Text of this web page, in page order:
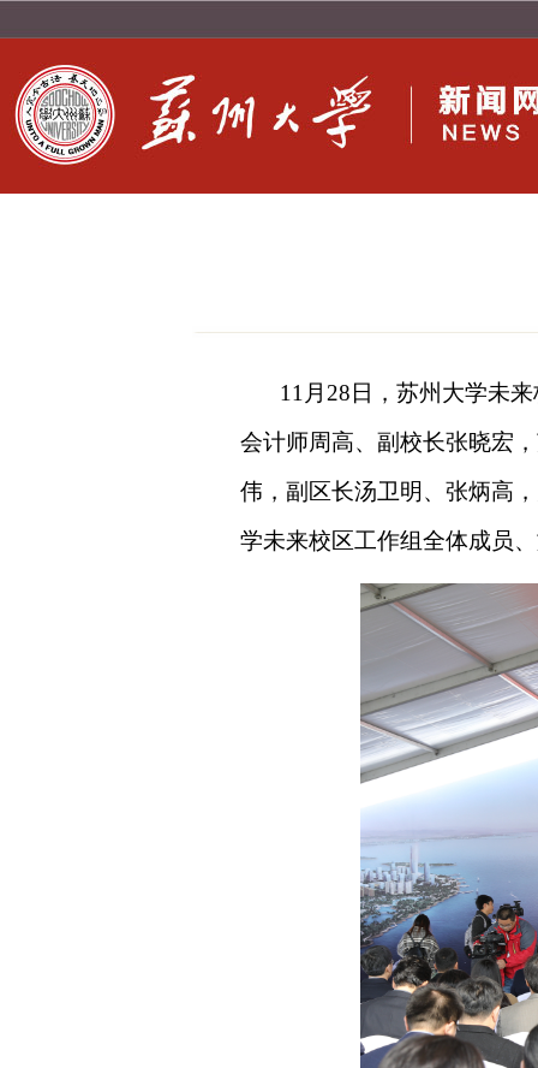
11月28日，苏州大学未
会计师周高、副校长张晓宏
伟，副区长汤卫明、张炳高
学未来校区工作组全体成员